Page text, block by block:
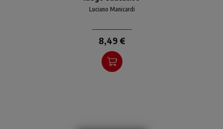
storia
Luciano Manicardi
8,49 €